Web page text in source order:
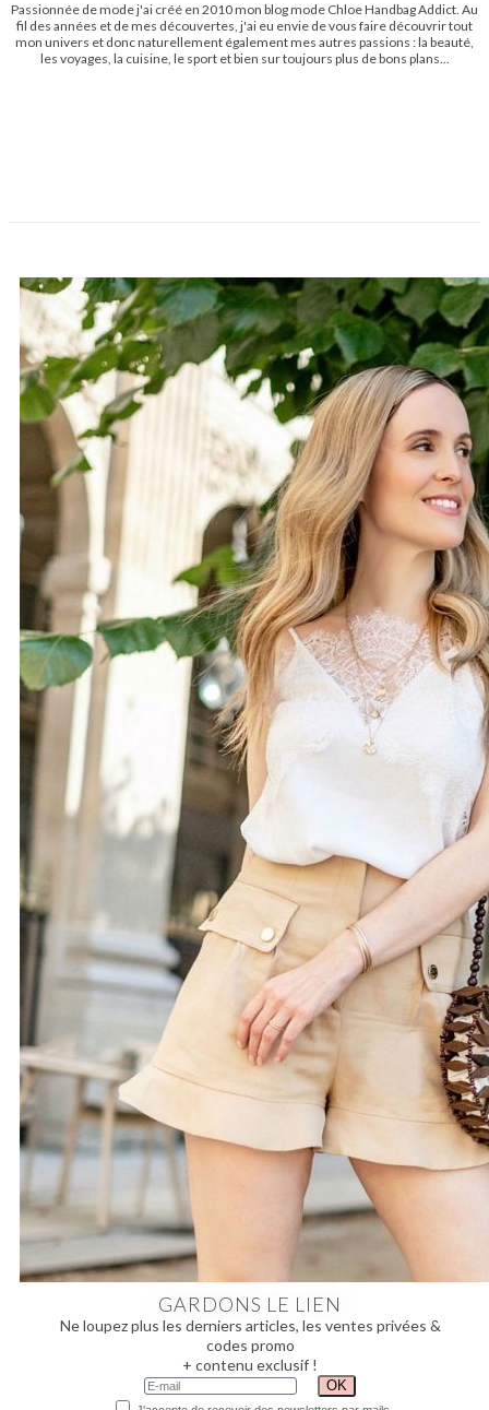
Passionnée de mode j'ai créé en 2010 mon blog mode Chloe Handbag Addict. Au
fil des années et de mes découvertes, j'ai eu envie de vous faire découvrir tout
mon univers et donc naturellement également mes autres passions : la beauté,
les voyages, la cuisine, le sport et bien sur toujours plus de bons plans...
GARDONS LE LIEN
Ne loupez plus les derniers articles, les ventes privées &
codes promo
+ contenu exclusif !